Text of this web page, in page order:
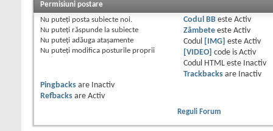
Permisiuni postare
Nu puteţi posta subiecte noi.
Nu puteţi răspunde la subiecte
Nu puteţi adăuga ataşamente
Nu puteţi modifica posturile proprii
Codul BBeste Activ
Zâmbeteeste Activ
Codul
[IMG] este Activ
[VIDEO]
code is Activ
Codul HTML este
Inactiv
Trackbacksare
Inactiv
Pingbacks are
Inactiv
Refbacks are Activ
Reguli Forum